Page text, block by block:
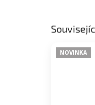
NOVINKA